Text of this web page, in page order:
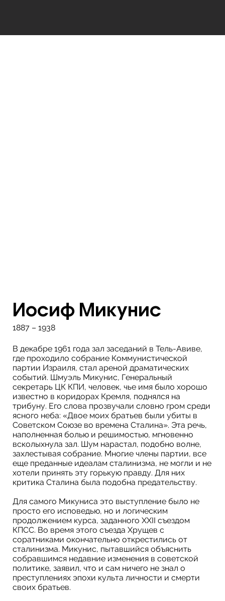
Иосиф Микунис
1887 – 1938
В декабре 1961 года зал заседаний в Тель-Авиве,
где проходило собрание Коммунистической
партии Израиля, стал ареной драматических
событий. Шмуэль Микунис, Генеральный
секретарь ЦК КПИ, человек, чье имя было хорошо
известно в коридорах Кремля, поднялся на
трибуну. Его слова прозвучали словно гром среди
ясного неба: «Двое моих братьев были убиты в
Советском Союзе во времена Сталина». Эта речь,
наполненная болью и решимостью, мгновенно
всколыхнула зал. Шум нарастал, подобно волне,
захлестывая собрание. Многие члены партии, все
еще преданные идеалам сталинизма, не могли и не
хотели принять эту горькую правду. Для них
критика Сталина была подобна предательству.
Для самого Микуниса это выступление было не
просто его исповедью, но и логическим
продолжением курса, заданного XXII съездом
КПСС. Во время этого съезда Хрущев с
соратниками окончательно открестились от
сталинизма. Микунис, пытавшийся объяснить
собравшимся недавние изменения в советской
политике, заявил, что и сам ничего не знал о
преступлениях эпохи культа личности и смерти
своих братьев.